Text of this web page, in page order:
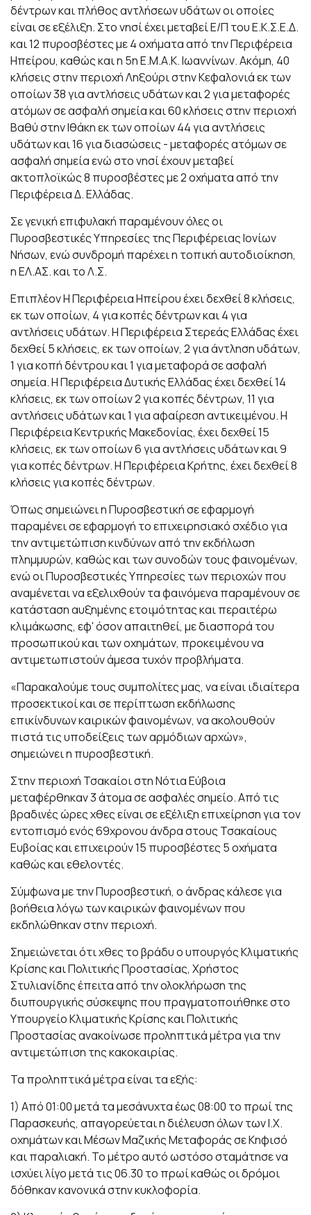
δέντρων και πλήθος αντλήσεων υδάτων οι οποίες
είναι σε εξέλιξη. Στο νησί έχει μεταβεί Ε/Π του Ε.Κ.Σ.Ε.Δ.
και 12 πυροσβέστες με 4 οχήματα από την Περιφέρεια
Ηπείρου, καθώς και η 5η Ε.Μ.Α.Κ. Ιωαννίνων. Ακόμη, 40
κλήσεις στην περιοχή Ληξούρι στην Κεφαλονιά εκ των
οποίων 38 για αντλήσεις υδάτων και 2 για μεταφορές
ατόμων σε ασφαλή σημεία και 60 κλήσεις στην περιοχή
Βαθύ στην Ιθάκη εκ των οποίων 44 για αντλήσεις
υδάτων και 16 για διασώσεις - μεταφορές ατόμων σε
ασφαλή σημεία ενώ στο νησί έχουν μεταβεί
ακτοπλοϊκώς 8 πυροσβέστες με 2 οχήματα από την
Περιφέρεια Δ. Ελλάδας.
Σε γενική επιφυλακή παραμένουν όλες οι
Πυροσβεστικές Υπηρεσίες της Περιφέρειας Ιονίων
Νήσων, ενώ συνδρομή παρέχει η τοπική αυτοδιοίκηση,
η ΕΛ.ΑΣ. και το Λ.Σ.
Επιπλέον Η Περιφέρεια Ηπείρου έχει δεχθεί 8 κλήσεις,
εκ των οποίων, 4 για κοπές δέντρων και 4 για
αντλήσεις υδάτων. Η Περιφέρεια Στερεάς Ελλάδας έχει
δεχθεί 5 κλήσεις, εκ των οποίων, 2 για άντληση υδάτων,
1 για κοπή δέντρου και 1 για μεταφορά σε ασφαλή
σημεία. Η Περιφέρεια Δυτικής Ελλάδας έχει δεχθεί 14
κλήσεις, εκ των οποίων 2 για κοπές δέντρων, 11 για
αντλήσεις υδάτων και 1 για αφαίρεση αντικειμένου. Η
Περιφέρεια Κεντρικής Μακεδονίας, έχει δεχθεί 15
κλήσεις, εκ των οποίων 6 για αντλήσεις υδάτων και 9
για κοπές δέντρων. Η Περιφέρεια Κρήτης, έχει δεχθεί 8
κλήσεις για κοπές δέντρων.
Όπως σημειώνει η Πυροσβεστική σε εφαρμογή
παραμένει σε εφαρμογή το επιχειρησιακό σχέδιο για
την αντιμετώπιση κινδύνων από την εκδήλωση
πλημμυρών, καθώς και των συνοδών τους φαινομένων,
ενώ οι Πυροσβεστικές Υπηρεσίες των περιοχών που
αναμένεται να εξελιχθούν τα φαινόμενα παραμένουν σε
κατάσταση αυξημένης ετοιμότητας και περαιτέρω
κλιμάκωσης, εφ' όσον απαιτηθεί, με διασπορά του
προσωπικού και των οχημάτων, προκειμένου να
αντιμετωπιστούν άμεσα τυχόν προβλήματα.
«Παρακαλούμε τους συμπολίτες μας, να είναι ιδιαίτερα
προσεκτικοί και σε περίπτωση εκδήλωσης
επικίνδυνων καιρικών φαινομένων, να ακολουθούν
πιστά τις υποδείξεις των αρμόδιων αρχών»,
σημειώνει η πυροσβεστική.
Στην περιοχή Τσακαίοι στη Νότια Εύβοια
μεταφέρθηκαν 3 άτομα σε ασφαλές σημείο. Από τις
βραδινές ώρες χθες είναι σε εξέλιξη επιχείρηση για τον
εντοπισμό ενός 69χρονου άνδρα στους Τσακαίους
Ευβοίας και επιχειρούν 15 πυροσβέστες 5 οχήματα
καθώς και εθελοντές.
Σύμφωνα με την Πυροσβεστική, ο άνδρας κάλεσε για
βοήθεια λόγω των καιρικών φαινομένων που
εκδηλώθηκαν στην περιοχή.
Σημειώνεται ότι χθες το βράδυ ο υπουργός Κλιματικής
Κρίσης και Πολιτικής Προστασίας, Χρήστος
Στυλιανίδης έπειτα από την ολοκλήρωση της
διυπουργικής σύσκεψης που πραγματοποιήθηκε στο
Υπουργείο Κλιματικής Κρίσης και Πολιτικής
Προστασίας ανακοίνωσε προληπτικά μέτρα για την
αντιμετώπιση της κακοκαιρίας.
Τα προληπτικά μέτρα είναι τα εξής:
1) Aπό 01:00 μετά τα μεσάνυχτα έως 08:00 το πρωί της
Παρασκευής, απαγορεύεται η διέλευση όλων των Ι.Χ.
οχημάτων και Μέσων Μαζικής Μεταφοράς σε Κηφισό
και παραλιακή. Το μέτρο αυτό ωστόσο σταμάτησε να
ισχύει λίγο μετά τις 06.30 το πρωί καθώς οι δρόμοι
δόθηκαν κανονικά στην κυκλοφορία.